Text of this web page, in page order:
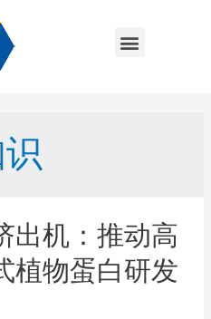
出机：推动高
植物蛋白研发